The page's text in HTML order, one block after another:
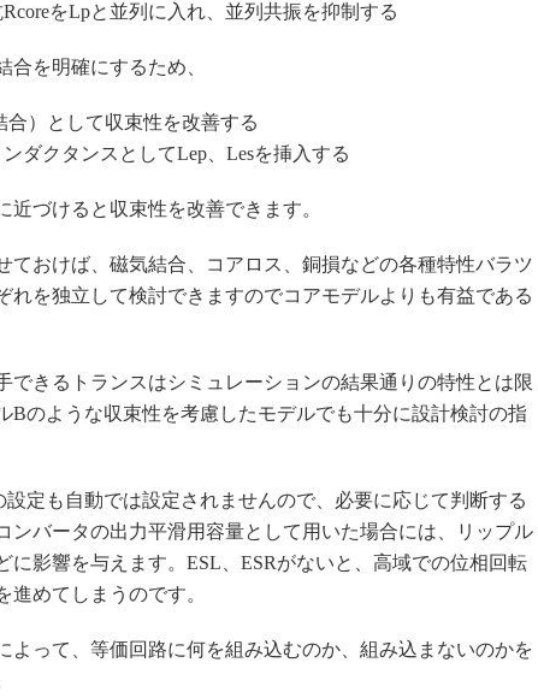
をLpと並列に入れ、並列共振を抑制する
を明確にするため、
）として収束性を改善する
ダクタンスとしてLep、Lesを挿入する
近づけると収束性を改善できます。
おけば、磁気結合、コアロス、銅損などの各種特性バラツ
れを独立して検討できますのでコアモデルよりも有益である
きるトランスはシミュレーションの結果通りの特性とは限
Bのような収束性を考慮したモデルでも十分に設計検討の指
定も自動では設定されませんので、必要に応じて判断する
ンバータの出力平滑用容量として用いた場合には、リップル
に影響を与えます。ESL、ESRがないと、高域での位相回転
進めてしまうのです。
よって、等価回路に何を組み込むのか、組み込まないのかを